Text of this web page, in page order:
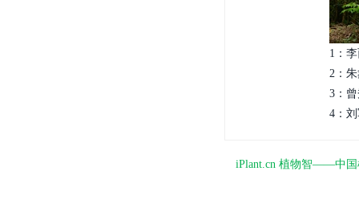
1：
2：
3：
4：
iPlant.cn 植物智——中国